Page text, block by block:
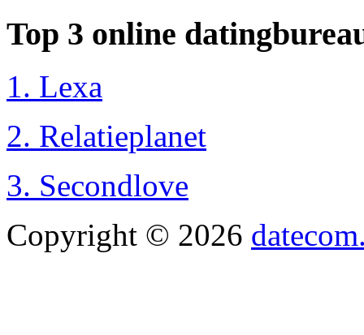
Top 3 online
1. Lexa
2. Relatieplanet
3. Secondlove
Copyright © 2026